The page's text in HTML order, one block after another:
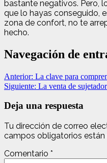
bastante negativos. Pero,
que lo hayas conseguido,
zona de confort, no te
hecho.
Navegación de
Anterior: La clave para
Siguiente: La venta de
Deja una respuesta
Tu dirección de correo
campos obligatorios
Comentario *